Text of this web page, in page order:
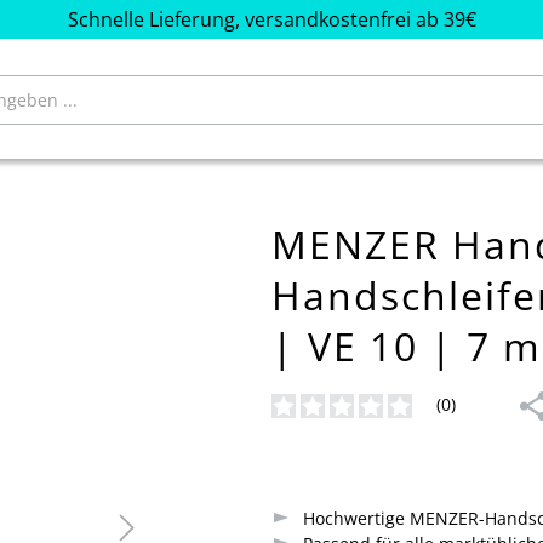
Schnelle Lieferung, versandkostenfrei ab 39€
MENZER
| VE 10 | 7
(0)
Hochwertige MENZER-